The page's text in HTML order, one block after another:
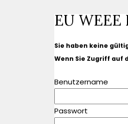
EU
Sie haben keine
Wenn Sie Zugriff auf
Benutzername
Passwort